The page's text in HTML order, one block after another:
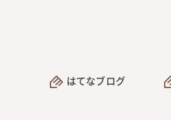
はてなブログ